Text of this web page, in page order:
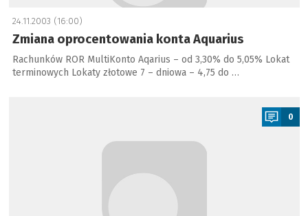
24.11.2003 (16:00)
Zmiana oprocentowania konta Aquarius
Rachunków ROR MultiKonto Aqarius – od 3,30% do 5,05% Lokat
terminowych Lokaty złotowe 7 – dniowa – 4,75 do …
0